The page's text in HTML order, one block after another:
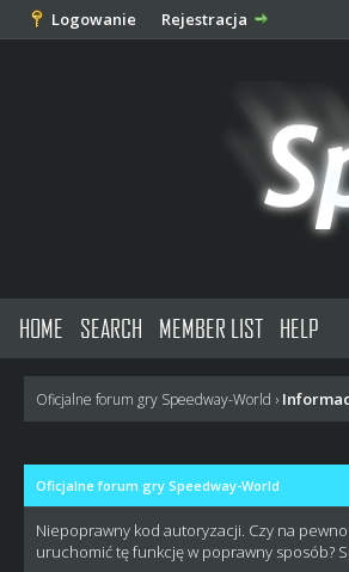
Logowanie Rejestracja
HOME SEARCH MEMBER LIST HELP
Oficjalne forum gry Speedway-World ›
Oficjalne forum gry Speedway-World
Niepoprawny kod autoryzacji. Czy na
uruchomić tę funkcję w poprawny sposób?